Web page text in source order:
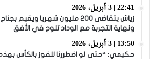
22:41 | 3 أبريل، 2026
ونهاية التجربة مع الوداد تلوح في الأفق
13:50 | 3 أبريل، 2026
حكيمي: “حتى لو اضطررنا للفوز بالكأس